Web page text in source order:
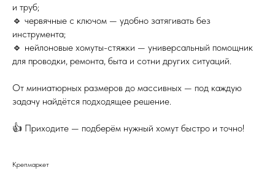
и труб;
🔹 червячные с ключом — удобно затягивать без
инструмента;
🔹 нейлоновые хомуты-стяжки — универсальный помощник
для проводки, ремонта, быта и сотни других ситуаций.
От миниатюрных размеров до массивных — под каждую
задачу найдётся подходящее решение.
👍 Приходите — подберём нужный хомут быстро и точно!
Крепмаркет